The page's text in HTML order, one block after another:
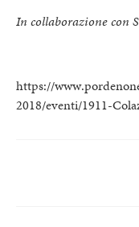
In collaborazione con
https://
2018/eventi/1911-